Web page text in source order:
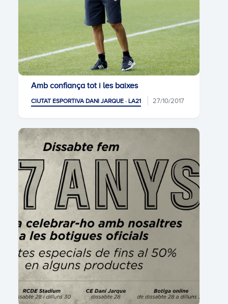
Amb confiança tot i les baixes
CIUTAT ESPORTIVA DANI JARQUE · LA21 27/10/2017